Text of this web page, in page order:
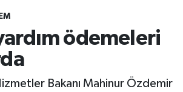
ödemeleri
Bakanı Mahinur Özdemir